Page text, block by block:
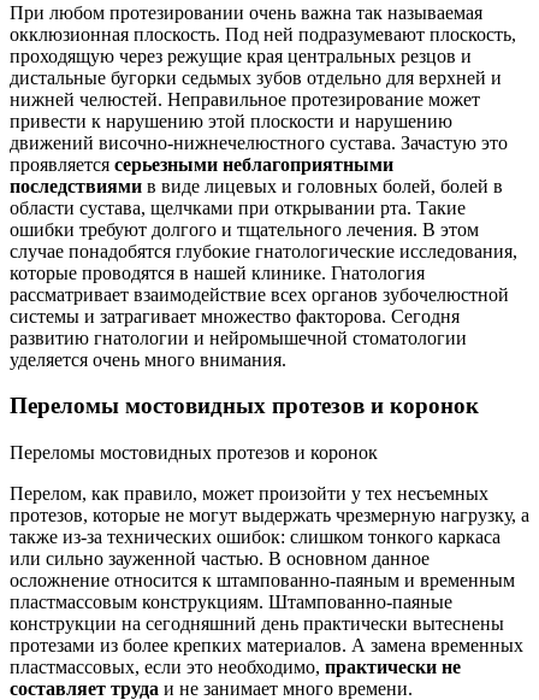
При любом протезировании очень важна так называемая
окклюзионная плоскость. Под ней подразумевают плоскость,
проходящую через режущие края центральных резцов и
дистальные бугорки седьмых зубов отдельно для верхней и
нижней челюстей. Неправильное протезирование может
привести к нарушению этой плоскости и нарушению
движений височно-нижнечелюстного сустава. Зачастую это
проявляется серьезными неблагоприятными
последствиями в виде лицевых и головных болей, болей в
области сустава, щелчками при открывании рта. Такие
ошибки требуют долгого и тщательного лечения. В этом
случае понадобятся глубокие гнатологические исследования,
которые проводятся в нашей клинике. Гнатология
рассматривает взаимодействие всех органов зубочелюстной
системы и затрагивает множество факторова. Сегодня
развитию гнатологии и нейромышечной стоматологии
уделяется очень много внимания.
Переломы мостовидных протезов и коронок
Переломы мостовидных протезов и коронок
Перелом, как правило, может произойти у тех несъемных
протезов, которые не могут выдержать чрезмерную нагрузку, а
также из-за технических ошибок: слишком тонкого каркаса
или сильно зауженной частью. В основном данное
осложнение относится к штампованно-паяным и временным
пластмассовым конструкциям. Штампованно-паяные
конструкции на сегодняшний день практически вытеснены
протезами из более крепких материалов. А замена временных
пластмассовых, если это необходимо, практически не
составляет труда и не занимает много времени.